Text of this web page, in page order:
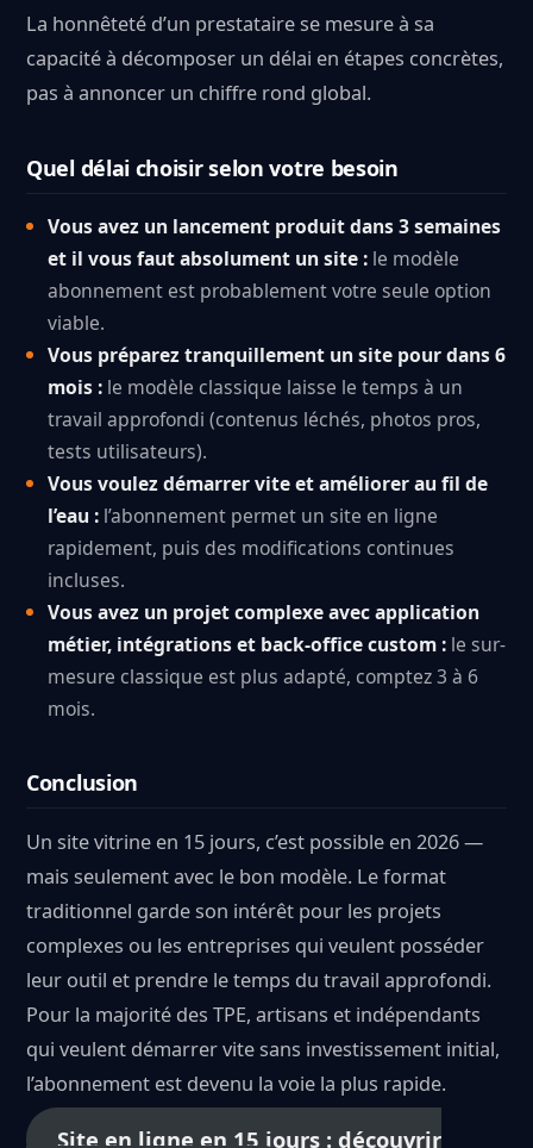
La honnêteté d’un prestataire se mesure à sa
capacité à décomposer un délai en étapes concrètes,
pas à annoncer un chiffre rond global.
Quel délai choisir selon votre besoin
Vous avez un lancement produit dans 3 semaines
et il vous faut absolument un site : le modèle
abonnement est probablement votre seule option
viable.
Vous préparez tranquillement un site pour dans 6
mois : le modèle classique laisse le temps à un
travail approfondi (contenus léchés, photos pros,
tests utilisateurs).
Vous voulez démarrer vite et améliorer au fil de
l’eau : l’abonnement permet un site en ligne
rapidement, puis des modifications continues
incluses.
Vous avez un projet complexe avec application
métier, intégrations et back-office custom : le sur-
mesure classique est plus adapté, comptez 3 à 6
mois.
Conclusion
Un site vitrine en 15 jours, c’est possible en 2026 —
mais seulement avec le bon modèle. Le format
traditionnel garde son intérêt pour les projets
complexes ou les entreprises qui veulent posséder
leur outil et prendre le temps du travail approfondi.
Pour la majorité des TPE, artisans et indépendants
qui veulent démarrer vite sans investissement initial,
l’abonnement est devenu la voie la plus rapide.
Site en ligne en 15 jours : découvrir